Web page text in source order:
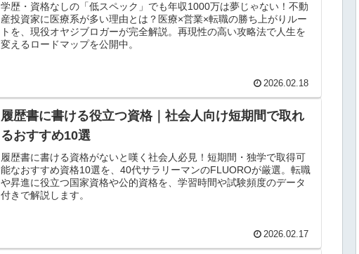
学歴・資格なしの「低スペック」でも年収1000万は夢じゃない！不動
産投資家に医療系が多い理由とは？医療×営業×転職の勝ち上がりルー
トを、現役オヤジブロガーが完全解説。再現性の高い攻略法で人生を
変えるロードマップを公開中。
2026.02.18
履歴書に書ける役立つ資格｜社会人向け短期間で取れ
るおすすめ10選
履歴書に書ける資格がないと嘆く社会人必見！短期間・独学で取得可
能なおすすめ資格10選を、40代サラリーマンのFLUOROが厳選。転職
や昇進に役立つ国家資格や公的資格を、学習時間や試験頻度のデータ
付きで解説します。
2026.02.17